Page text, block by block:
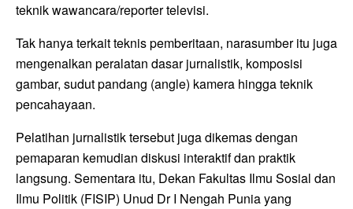
teknik wawancara/reporter televisi.
Tak hanya terkait teknis pemberitaan, narasumber itu juga
mengenalkan peralatan dasar jurnalistik, komposisi
gambar, sudut pandang (angle) kamera hingga teknik
pencahayaan.
Pelatihan jurnalistik tersebut juga dikemas dengan
pemaparan kemudian diskusi interaktif dan praktik
langsung. Sementara itu, Dekan Fakultas Ilmu Sosial dan
Ilmu Politik (FISIP) Unud Dr I Nengah Punia yang